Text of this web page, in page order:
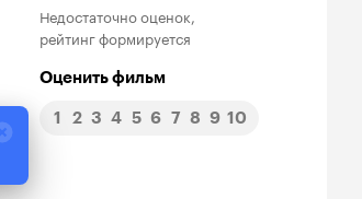
Недостаточно оценок,
рейтинг формируется
Оценить фильм
1 2 3 4 5 6 7 8 9 10